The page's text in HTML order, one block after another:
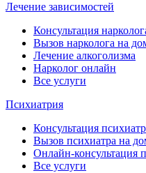
Лечение зависимостей
Консультация
Вызов нарколога на
Лечение алкоголизма
Нарколог онлайн
Все услуги
Психиатрия
Консультация
Вызов психиатра на
Онлайн-консультация
Все услуги